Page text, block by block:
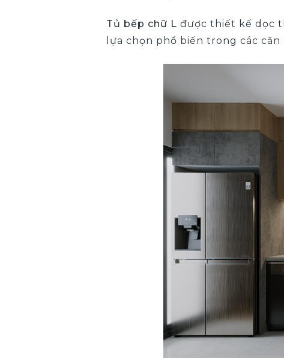
Tủ bếp chữ L được thiết kế dọc
lựa chọn phổ biến trong các căn